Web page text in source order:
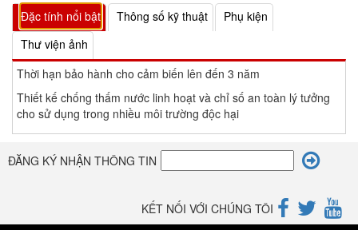
Đặc tính nổi bật Thông số kỹ thuật
Phụ kiện
Thư viện ảnh
Thời hạn bảo hành cho cảm biến lên đến 3 năm
Thiết kế chống thấm nước linh hoạt và chỉ số an toàn lý tưởng
cho sử dụng trong nhiều môi trường độc hại
ĐĂNG KÝ NHẬN THÔNG TIN
KẾT NỐI VỚI CHÚNG TÔI